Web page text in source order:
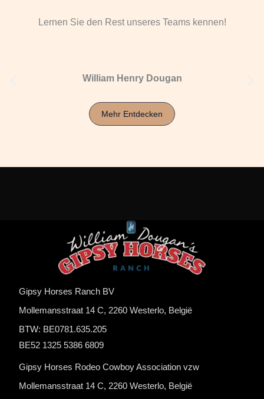
Lernen Sie den Rest unseres Teams kennen!
William Henry Dougan
Mehr Entdecken
Gipsy Horses Ranch BV
Mollemansstraat 14 C, 2260 Westerlo, België
BTW: BE0781.635.205
BE52 1325 5386 6809
Gipsy Horses Rodeo Cowboy Association vzw
Mollemansstraat 14 C, 2260 Westerlo, België